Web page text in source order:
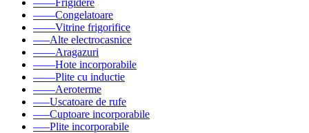
––––Frigidere
––––Congelatoare
––––Vitrine frigorifice
–––Alte electrocasnice
––––Aragazuri
––––Hote incorporabile
––––Plite cu inductie
––––Aeroterme
–––Uscatoare de rufe
–––Cuptoare incorporabile
–––Plite incorporabile